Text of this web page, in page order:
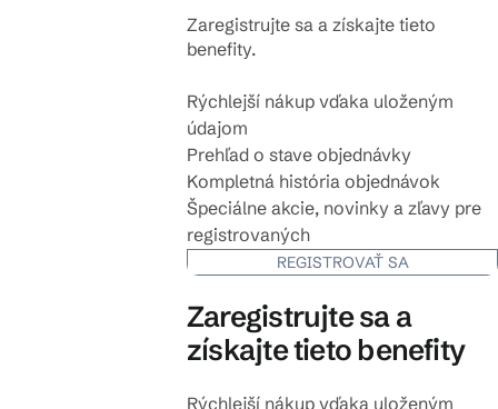
Zaregistrujte sa a získajte tieto
benefity.
Rýchlejší nákup vďaka uloženým
údajom
Prehľad o stave objednávky
Kompletná história objednávok
Špeciálne akcie, novinky a zľavy pre
registrovaných
REGISTROVAŤ SA
Zaregistrujte sa a
získajte tieto benefity
Rýchlejší nákup vďaka uloženým